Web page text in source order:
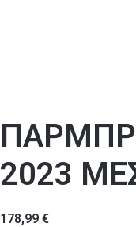
2023
178,99 €